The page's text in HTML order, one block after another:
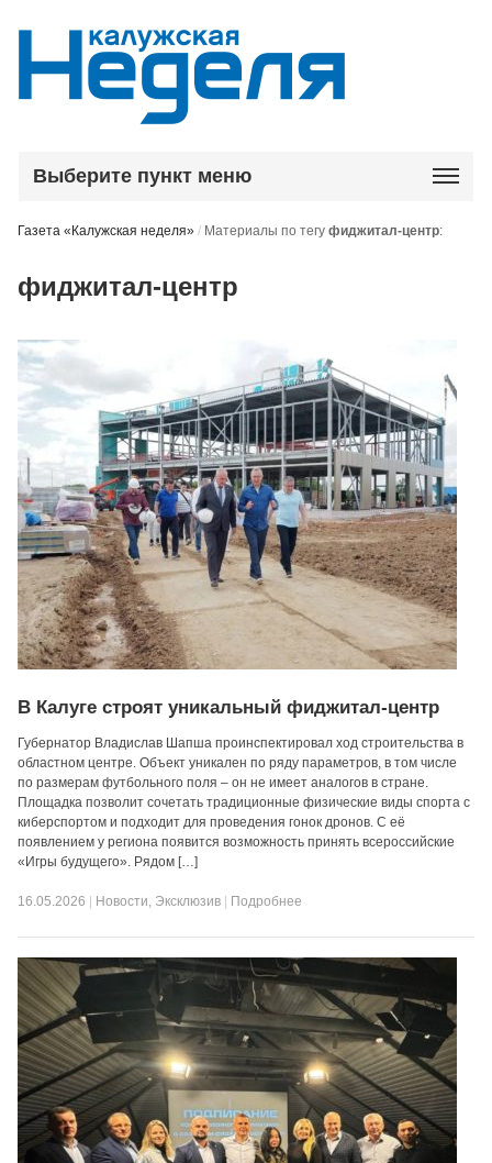
Выберите пункт меню
Газета «Калужская неделя» / Материалы по тегуфиджитал-центр:
фиджитал-центр
В Калуге строят уникальный фиджитал-центр
Губернатор Владислав Шапша проинспектировал ход строительства в
областном центре. Объект уникален по ряду параметров, в том числе
по размерам футбольного поля – он не имеет аналогов в стране.
Площадка позволит сочетать традиционные физические виды спорта с
киберспортом и подходит для проведения гонок дронов. С её
появлением у региона появится возможность принять всероссийские
«Игры будущего». Рядом […]
16.05.2026 Новости, Эксклюзив Подробнее